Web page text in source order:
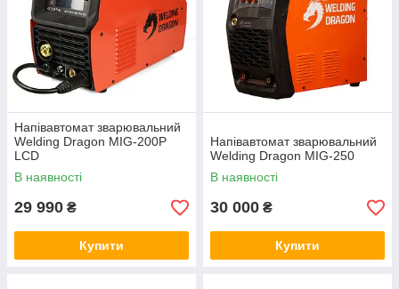
Напівавтомат зварювальний
Welding Dragon MIG-200P
LCD
В наявності
29 990 ₴
Купити
Напівавтомат зварювальний
Welding Dragon MIG-250
В наявності
30 000 ₴
Купити